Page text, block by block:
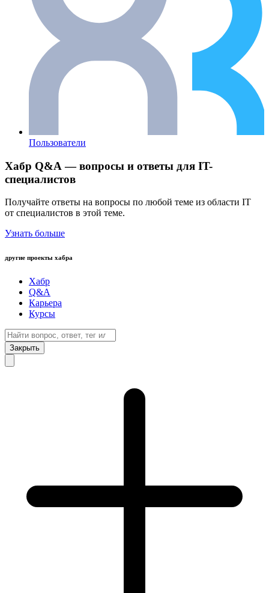
Пользователи
Хабр Q&A — вопросы и ответы для IT-
специалистов
Получайте ответы на вопросы по любой теме из области IT
от специалистов в этой теме.
Узнать больше
другие проекты хабра
Хабр
Q&A
Карьера
Курсы
Закрыть